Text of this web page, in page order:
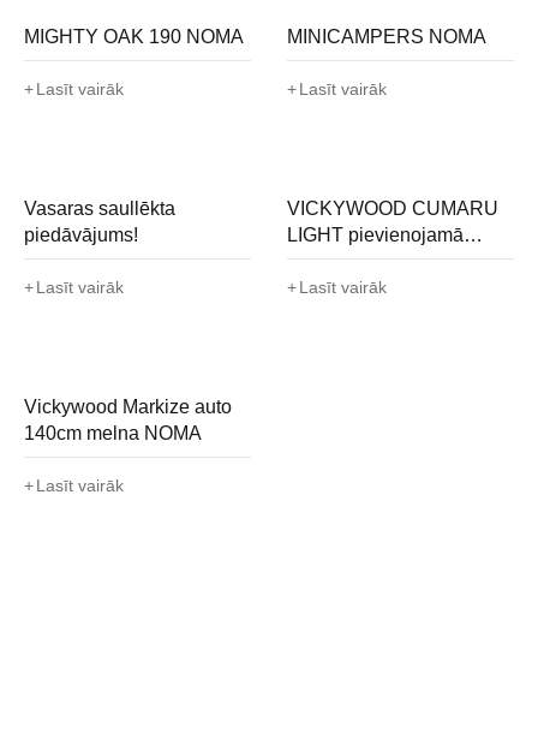
MIGHTY OAK 190 NOMA
Lasīt vairāk
MINICAMPERS NOMA
Lasīt vairāk
Vasaras saullēkta
piedāvājums!
Lasīt vairāk
VICKYWOOD CUMARU
LIGHT pievienojamā
istaba | Papildu telpa
jumta teltij NOMA
Lasīt vairāk
Vickywood Markize auto
140cm melna NOMA
Lasīt vairāk